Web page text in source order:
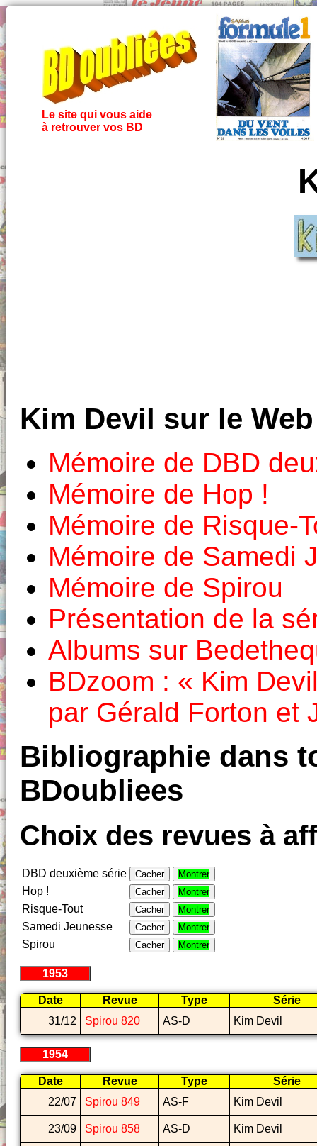
Le site qui vous aide
à retrouver vos BD
Kim Devil sur le Web
Mémoire de DBD
Mémoire de Hop !
Mémoire de Risque-
Mémoire de Samedi
Mémoire de Spirou
Présentation de la
Albums sur
BDzoom : « Kim
par Gérald Forton et
Bibliographie dans
BDoubliees
Choix des revues à
DBD deuxième série Cacher Montrer
Hop ! Cacher Montrer
Risque-Tout Cacher Montrer
Samedi Jeunesse Cacher Montrer
Spirou Cacher Montrer
1953
Date Revue Type
Série
31/12
Spirou 820 AS-D Kim Devil
1954
Date Revue Type
Série
22/07
Spirou 849 AS-F Kim Devil
23/09 Spirou 858 AS-D Kim Devil